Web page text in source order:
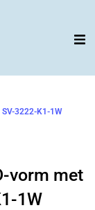
3222-K1-1W
vorm met
1W